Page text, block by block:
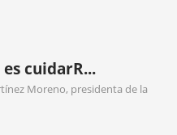
cuidarR...
Moreno, presidenta de la